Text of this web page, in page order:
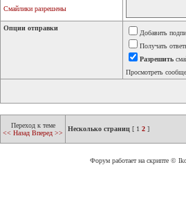
Смайлики разрешены
Опции отправки
Добавить
Получать
Разрешить
Просмотреть
Переход к теме
<< Назад Вперед >>
Несколько страниц [ 1 2 ]
Форум работает на скрипте ©